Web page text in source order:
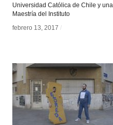
Universidad Católica de Chile y una
Maestría del Instituto
febrero 13, 2017 /
febrero 13, 2017 /